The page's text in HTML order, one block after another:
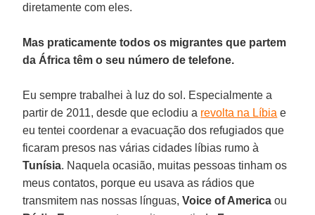
diretamente com eles.
Mas praticamente todos os migrantes que partem
da África têm o seu número de telefone.
Eu sempre trabalhei à luz do sol. Especialmente a
partir de 2011, desde que eclodiu a revolta na Líbia e
eu tentei coordenar a evacuação dos refugiados que
ficaram presos nas várias cidades líbias rumo à
Tunísia. Naquela ocasião, muitas pessoas tinham os
meus contatos, porque eu usava as rádios que
transmitem nas nossas línguas,Voice of America ou